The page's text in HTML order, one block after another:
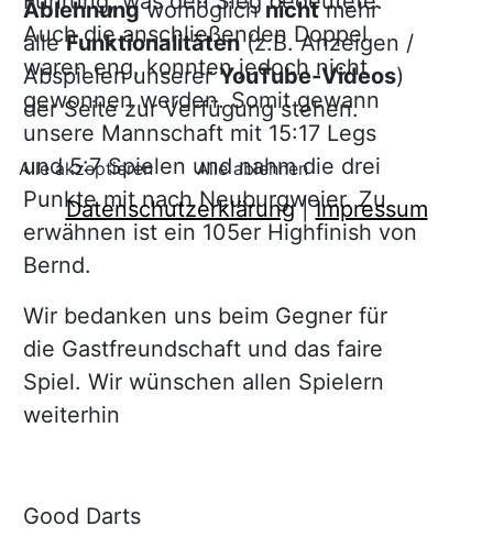
Auch die anschließenden Doppel
waren eng, konnten jedoch nicht
gewonnen werden. Somit gewann
unsere Mannschaft mit 15:17 Legs
und 5:7 Spielen und nahm die drei
Punkte mit nach Neuburgweier. Zu
erwähnen ist ein 105er Highfinish von
Bernd.
Wir bedanken uns beim Gegner für
die Gastfreundschaft und das faire
Spiel. Wir wünschen allen Spielern
weiterhin
Good Darts
Ablehnungwomöglich nichtmehr
alleFunktionalitäten(z.B. Anzeigen /
Abspielen unsererYouTube-Videos)
der Seite zur Verfügung stehen.
Alle akzeptieren Alle ablehnen
Datenschutzerklärung|Impressum